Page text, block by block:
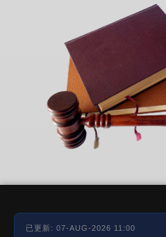
已更新: 07-AUG-2026 11:00